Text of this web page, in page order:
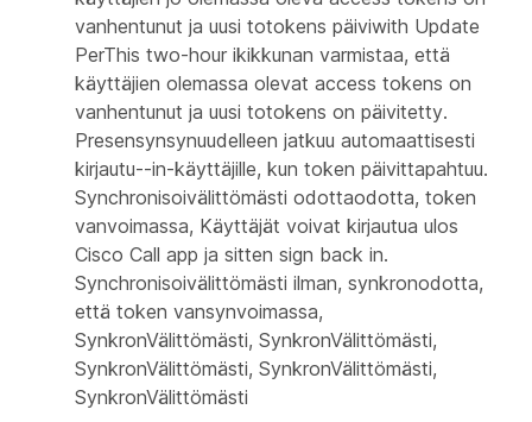
vanhentunut ja uusi totokens päiviwith Update
PerThis two-hour ikikkunan varmistaa, että
käyttäjien olemassa olevat access tokens on
vanhentunut ja uusi totokens on päivitetty.
Presensynsynuudelleen jatkuu automaattisesti
kirjautu--in-käyttäjille, kun token päivittapahtuu.
Synchronisoivälittömästi odottaodotta, token
vanvoimassa, Käyttäjät voivat kirjautua ulos
Cisco Call app ja sitten sign back in.
Synchronisoivälittömästi ilman, synkronodotta,
että token vansynvoimassa,
SynkronVälittömästi, SynkronVälittömästi,
SynkronVälittömästi, SynkronVälittömästi,
SynkronVälittömästi